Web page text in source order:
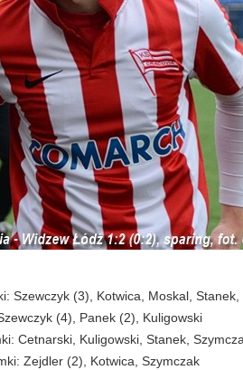
Szewczyk (3), Kotwica, Moskal, Stanek,
(4), Panek (2), Kuligowski
Cetnarski, Kuligowski, Stanek,
Zejdler (2), Kotwica, Szymczak